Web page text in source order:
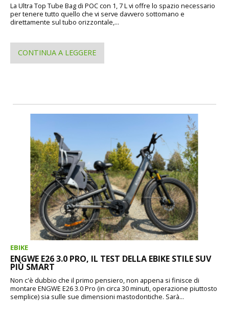
La Ultra Top Tube Bag di POC con 1, 7 L vi offre lo spazio necessario
per tenere tutto quello che vi serve davvero sottomano e
direttamente sul tubo orizzontale,...
CONTINUA A LEGGERE
EBIKE
ENGWE E26 3.0 PRO, IL TEST DELLA EBIKE STILE SUV
PIÙ SMART
Non c'è dubbio che il primo pensiero, non appena si finisce di
montare ENGWE E26 3.0 Pro (in circa 30 minuti, operazione piuttosto
semplice) sia sulle sue dimensioni mastodontiche. Sarà...